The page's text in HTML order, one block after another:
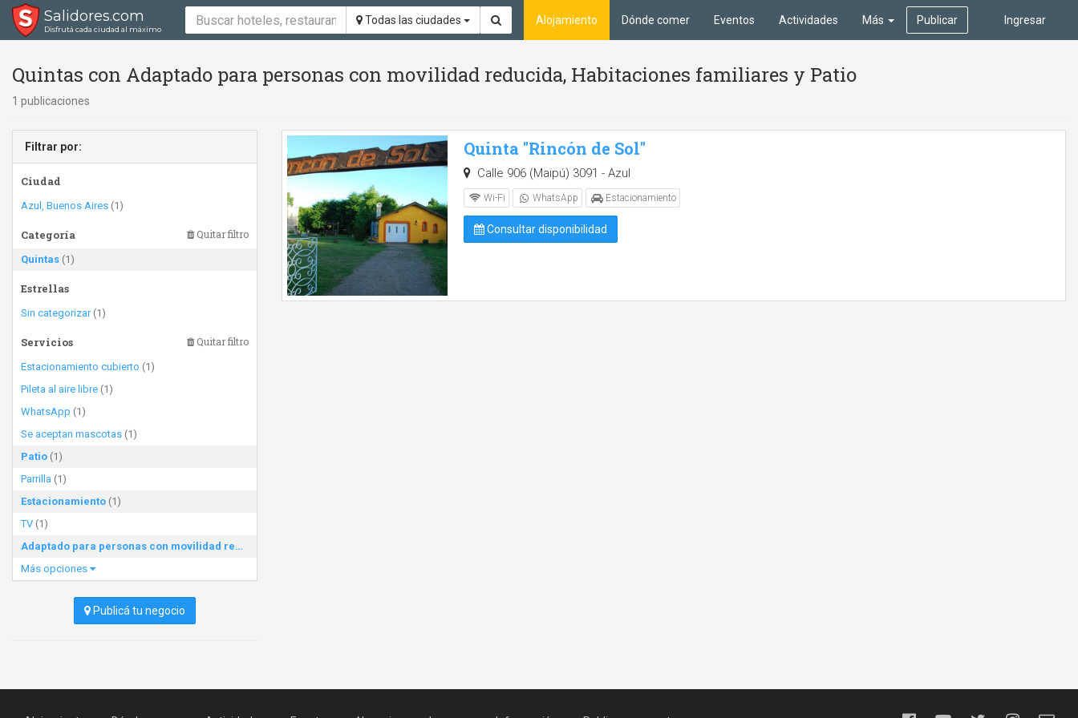
Salidores.com
Disfrutá cada ciudad al máximo
Todas las ciudades Ingresar
Alojamiento Dónde comer Eventos Actividades Más Publicar
Quintas con Adaptado para personas con movilidad reducida, Habitaciones familiares y Patio
1 publicaciones
Filtrar por:
Ciudad
Azul, Buenos Aires (1)
Categoría Quitar filtro
Quintas (1)
Estrellas
Sin categorizar(1)
Servicios Quitar filtro
Estacionamiento cubierto (1)
Pileta al aire libre (1)
WhatsApp (1)
Se aceptan mascotas (1)
Patio (1)
Parrilla (1)
Estacionamiento (1)
TV (1)
Adaptado para personas con movilidad reducida
Más opciones
Publicá tu negocio
Quinta "Rincón de Sol"
Calle 906 (Maipú) 3091 - Azul
Wi-Fi WhatsApp Estacionamiento
Consultar disponibilidad